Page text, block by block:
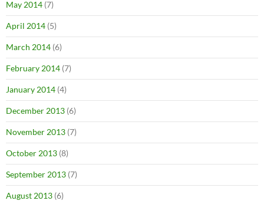
May 2014 (7)
April 2014 (5)
March 2014 (6)
February 2014 (7)
January 2014 (4)
December 2013 (6)
November 2013 (7)
October 2013 (8)
September 2013 (7)
August 2013 (6)